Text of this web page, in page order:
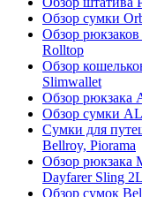
Обзор сумки
Обзор
Rolltop
Обзор
Slimwallet
Обзор рюкзака
Обзор сумки
Сумки для
Bellroy, Piorama
Обзор рюкзака
Dayfarer Sling 2L
Обзор сумок